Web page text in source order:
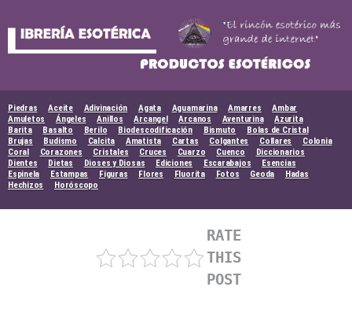
Piedras Aceite Adivinación Agata Aguamarina Amarres
Ambar
Amuletos
Ángeles Anillos Arcangel Arcanos Aventurina
Azurita
Barita
Basalto Berilo Biodescodificación Bismuto
Bolas de Cristal
Brujas
Budismo Calcita Amatista Cartas Colgantes Collares
Colonia
Coral
Corazones Cristales Cruces Cuarzo Cuenco
Diccionarios
Dientes
Dietas Dioses y Diosas Ediciones Escarabajos
Esencias
Espinela
Estampas Figuras Flores Fluorita Fotos Geoda
Hadas
Hechizos
Horóscopo
RATE
THIS
POST